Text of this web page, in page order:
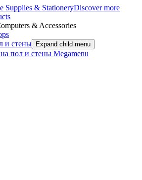
Supplies & StationeryDiscover more
& Accessories
и стены
Expand child menu
пол и стены Megamenu